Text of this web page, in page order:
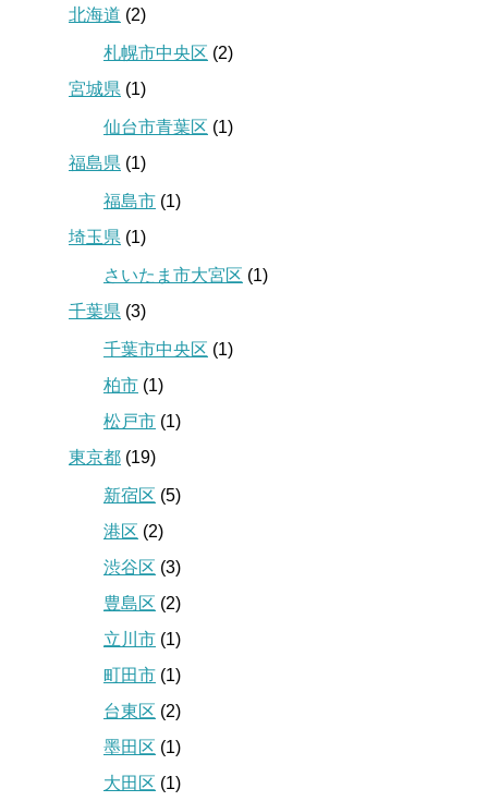
北海道 (2)
札幌市中央区 (2)
宮城県 (1)
仙台市青葉区 (1)
福島県 (1)
福島市 (1)
埼玉県 (1)
さいたま市大宮区 (1)
千葉県 (3)
千葉市中央区 (1)
柏市 (1)
松戸市 (1)
東京都 (19)
新宿区 (5)
港区 (2)
渋谷区 (3)
豊島区 (2)
立川市 (1)
町田市 (1)
台東区 (2)
墨田区 (1)
大田区 (1)